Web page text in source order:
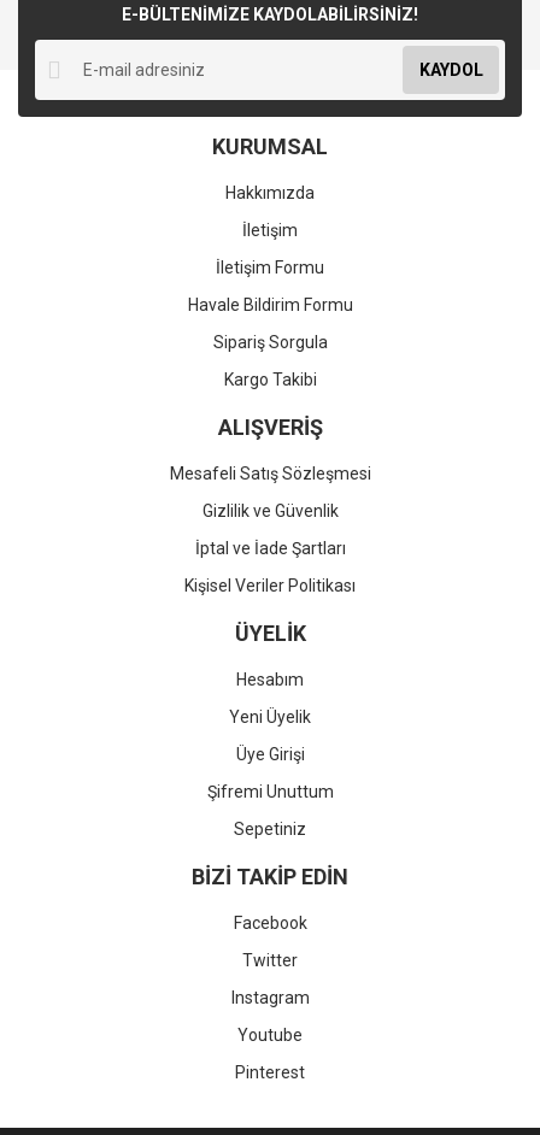
E-BÜLTENİMİZE KAYDOLABİLİRSİNİZ!
KAYDOL
KURUMSAL
Hakkımızda
İletişim
İletişim Formu
Havale Bildirim Formu
Sipariş Sorgula
Kargo Takibi
ALIŞVERİŞ
Mesafeli Satış Sözleşmesi
Gizlilik ve Güvenlik
İptal ve İade Şartları
Kişisel Veriler Politikası
ÜYELİK
Hesabım
Yeni Üyelik
Üye Girişi
Şifremi Unuttum
Sepetiniz
BİZİ TAKİP EDİN
Facebook
Twitter
Instagram
Youtube
Pinterest